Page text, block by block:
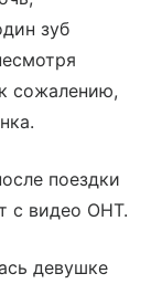
зуб
сожалению,
поездки
с видео ОНТ.
девушке